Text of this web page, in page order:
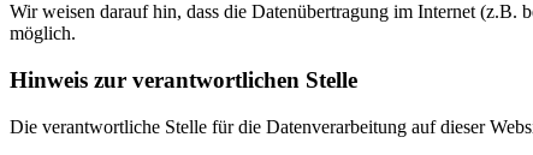
Wir weisen darauf hin, dass die Datenübertragung im Internet
möglich.
Hinweis zur verantwortlichen Stelle
Die verantwortliche Stelle für die Datenverarbeitung auf dieser